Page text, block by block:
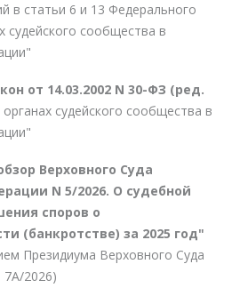
в статьи 6 и 13 Федерального
судейского сообщества в
от 14.03.2002 N 30-ФЗ (ред.
судейского сообщества в
Верховного Суда
N 5/2026. О судебной
споров о
(банкротстве) за 2025 год"
Президиума Верховного Суда
7А/2026)